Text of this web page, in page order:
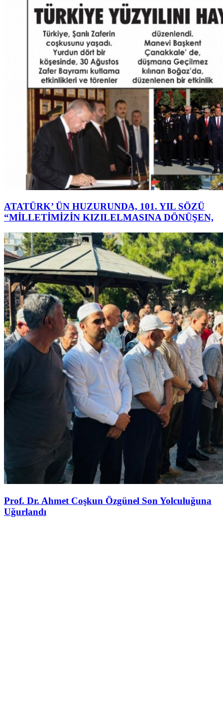
ATATÜRK’ ÜN HUZURUNDA, 101. YIL SÖZÜ
“MİLLETİMİZİN KIZILELMASINA DÖNÜŞEN,
Prof. Dr. Ahmet Coşkun Özgünel Son Yolculuğuna
Uğurlandı